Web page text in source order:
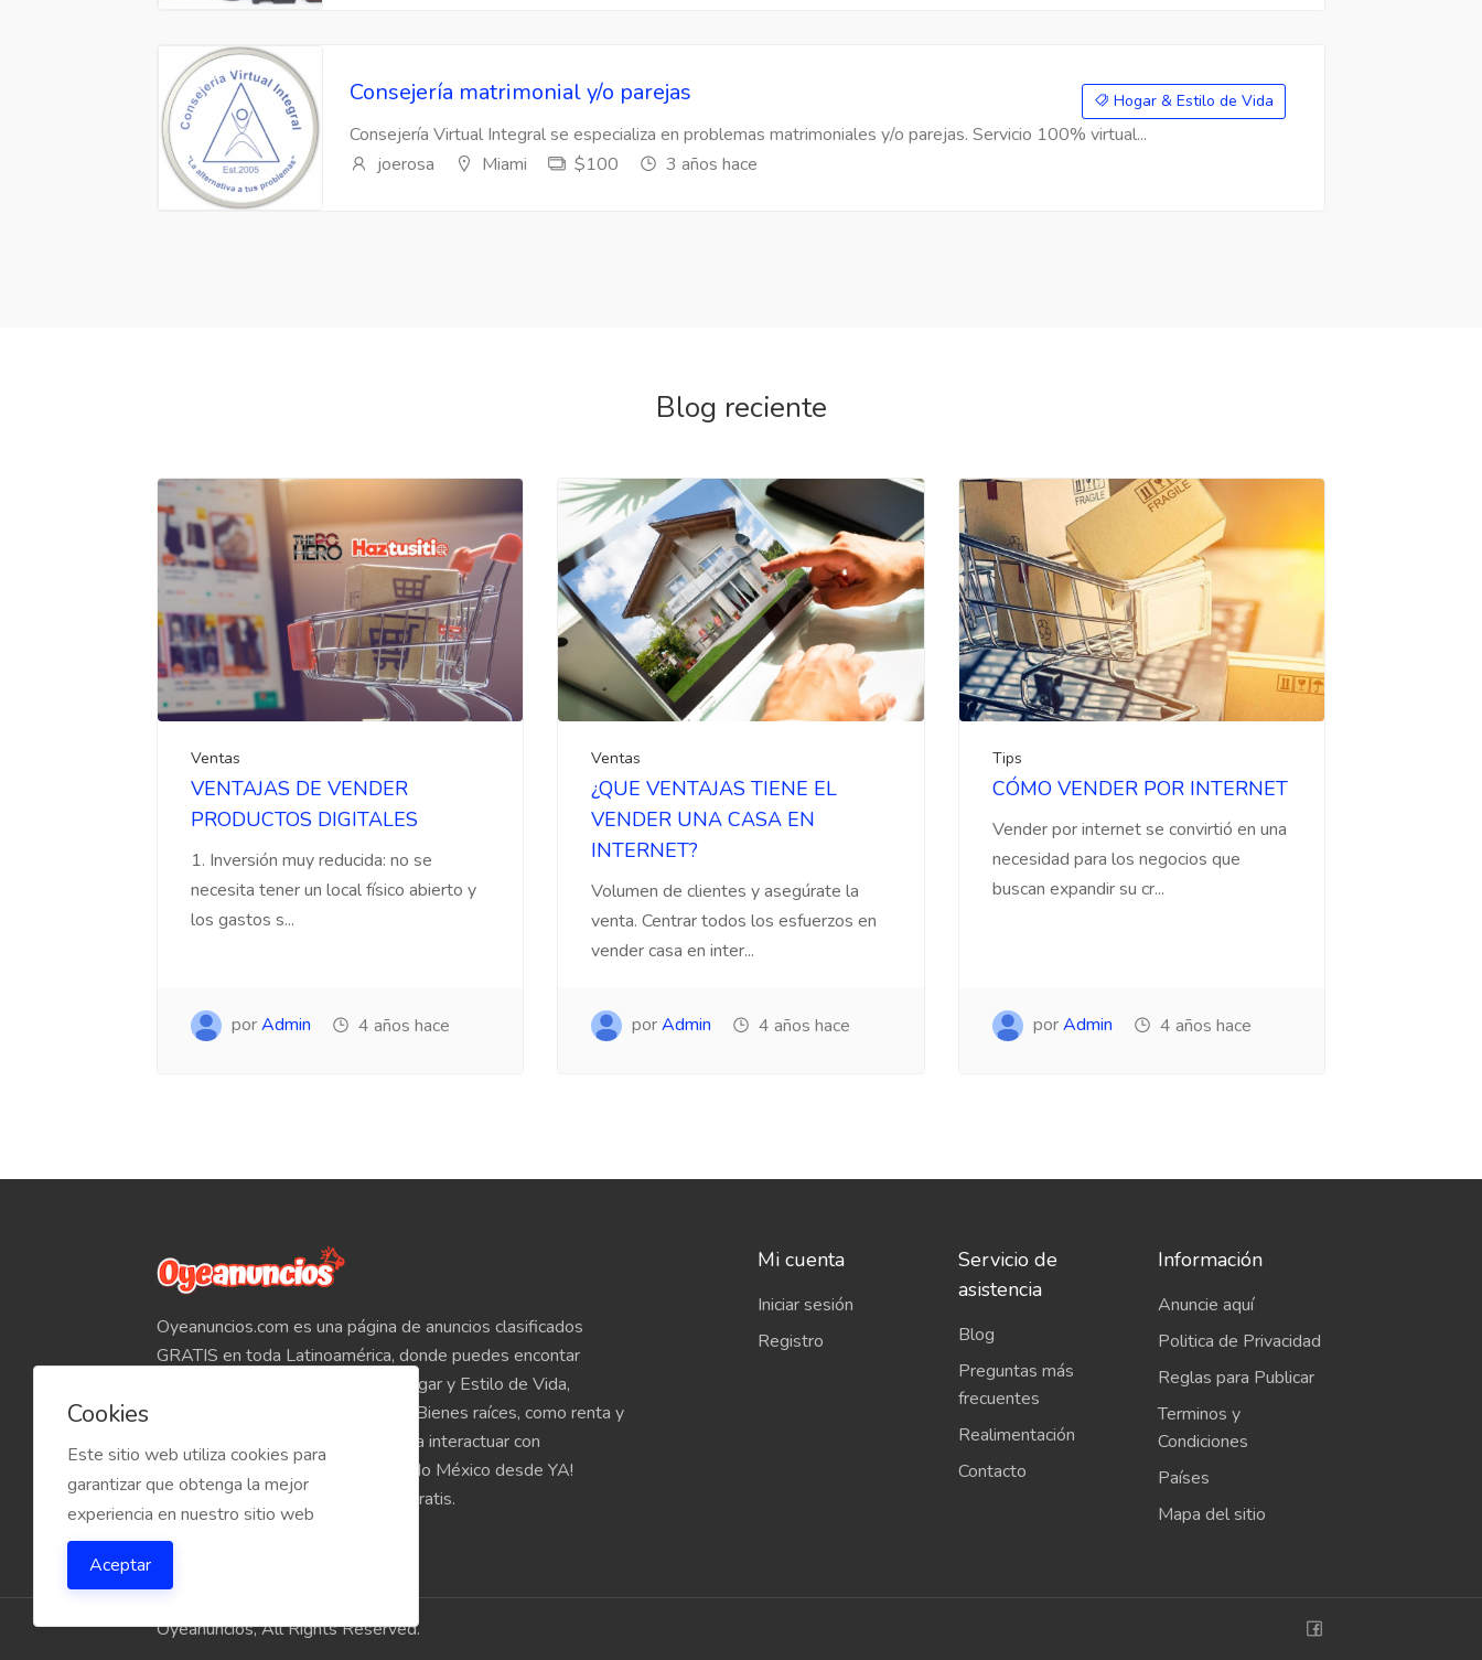
Consejería matrimonial y/o parejas Hogar & Estilo de Vida
Consejería Virtual Integral se especializa en problemas matrimoniales y/o parejas. Servicio 100% virtual...
joerosa
Miami $100 3 años hace
Blog reciente
Ventas
VENTAJAS DE VENDER
PRODUCTOS DIGITALES
1. Inversión muy reducida: no se
necesita tener un local físico abierto y
los gastos s...
porAdmin 4 años hace
Ventas
¿QUE VENTAJAS TIENE EL
VENDER UNA CASA EN
INTERNET?
Volumen de clientes y asegúrate la
venta. Centrar todos los esfuerzos en
vender casa en inter...
porAdmin 4 años hace
Tips
CÓMO VENDER POR INTERNET
Vender por internet se convirtió en una
necesidad para los negocios que
buscan expandir su cr...
porAdmin 4 años hace
Oyeanuncios.com es una página de anuncios clasificados
GRATIS en toda Latinoamérica, donde puedes encontar
Empleos, Autos, Motocicletas, Hogar y Estilo de Vida,
Teléfonos, Tabletas, Electrónicos, Bienes raíces, como renta y
venta de inmuebles, etc. Empieza a interactuar con
compradores y vendedores de todo México desde YA!
Oyeanuncios.com es totalmente Gratis.
Mi cuenta
Iniciar sesión
Registro
Servicio de
asistencia
Blog
Preguntas más
frecuentes
Realimentación
Contacto
Información
Anuncie aquí
Politica de Privacidad
Reglas para Publicar
Terminos y
Condiciones
Países
Mapa del sitio
Oyeanuncios, All Rights Reserved.
Cookies
Este sitio web utiliza cookies para
garantizar que obtenga la mejor
experiencia en nuestro sitio web
Aceptar